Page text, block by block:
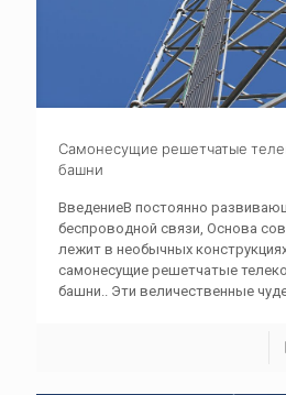
Самонесущие решетчатые
башни
ВведениеВ постоянно
беспроводной связи, Основа
лежит в необычных
самонесущие решетчатые
башни.. Эти величественные